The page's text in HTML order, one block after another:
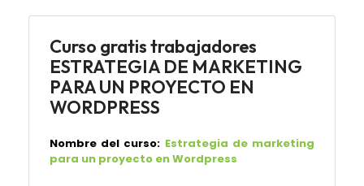
Curso gratis trabajadores
ESTRATEGIA DE MARKETING
PARA UN PROYECTO EN
WORDPRESS
Nombre del curso: Estrategia de marketing
para un proyecto en Wordpress